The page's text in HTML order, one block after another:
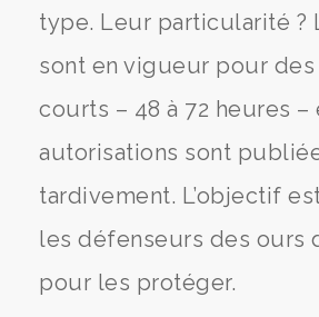
type. Leur particularité ?
sont en vigueur pour
courts – 48 à 72 heures –
autorisations sont
tardivement. L’objectif
les défenseurs des ours
pour les protéger.